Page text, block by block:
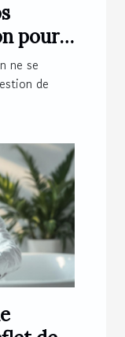
pour
ne se
de